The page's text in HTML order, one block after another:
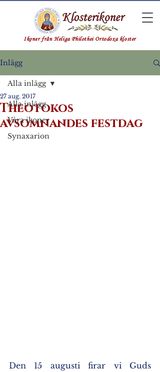
Ikoner från Heliga Philothei Ortodoxa kloster
Inlägg
Alla inlägg
Våra ikoner
Synaxarion
Alla inlägg
Theotokos
avsomnandes festdag
27 aug. 2017
Den 15 augusti firar vi Guds